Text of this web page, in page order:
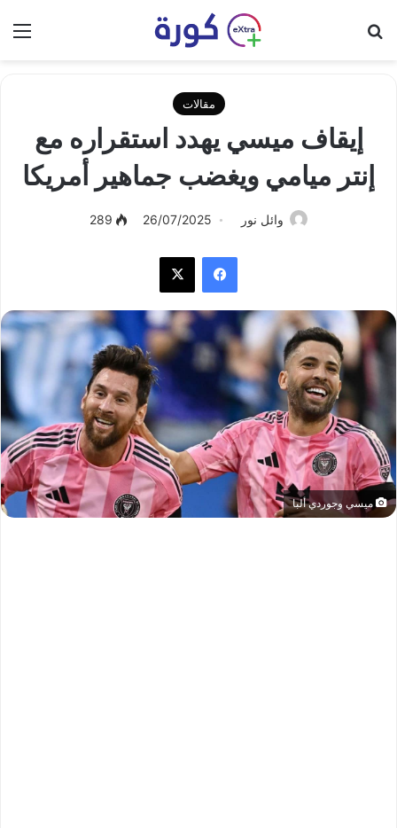
مقالات
إيقاف ميسي يهدد استقراره مع
إنتر ميامي ويغضب جماهير أمريكا
وائل نور 26/07/2025
289
فيسبوك
ميسي وجوردي ألبا